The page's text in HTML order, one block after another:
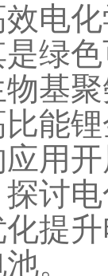
电
绿
基
能
用
讨
提
。